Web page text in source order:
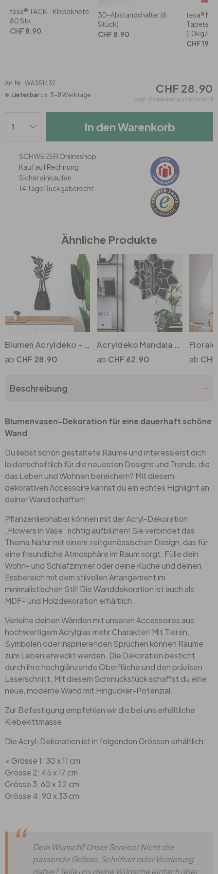
Wohnzimmer
Kinderzimmer
Bad
Flur
Wohnzimmer
Kinderzimmer
Flur
Tapeten Grün
Tapeten Türkis
Schlafzimmer
Kinderzimmer
Eingangsbereich
tesa® TACK - Klebeknete
80 Stk.
CHF 8.90
3D-Abstandshalter (6
Stück)
CHF 8.90
tesa®
Tapeten
(10kg/m)
CHF
Art.Nr.: WA351432
Lieferbar ca. 5-8 Werktage CHF 28.90
zzgl. Verpackung und Versand
In den Warenkorb
SCHWEIZER Onlineshop
Kauf auf Rechnung
Sicher einkaufen
14 Tage Rückgaberecht
Ähnliche Produkte
Blumen Acryldeko - Strauss in Vase
CHF 28.90
Acryldeko Mandala Blume 02
CHF 62.90
Beschreibung
Blumenvasen-Dekoration für eine dauerhaft schöne
Wand
Du liebst schön gestaltete Räume und interessierst dich
leidenschaftlich für die neuesten Designs und Trends, die
das Leben und Wohnen bereichern? Mit diesem
dekorativen Accessoire kannst du ein echtes Highlight an
deiner Wand schaffen!
Pflanzenliebhaber können mit der Acryl-Dekoration
„Flowers in Vase“ richtig aufblühen! Sie verbindet das
Thema Natur mit einem zeitgenössischen Design, das für
eine freundliche Atmosphäre im Raum sorgt. Fülle dein
Wohn- und Schlafzimmer oder deine Küche und deinen
Essbereich mit dem stilvollen Arrangement im
minimalistischen Stil! Die Wanddekoration ist auch als
MDF- und Holzdekoration erhältlich.
Verleihe deinen Wänden mit unseren Accessoires aus
hochwertigem Acrylglas mehr Charakter! Mit Tieren,
Symbolen oder inspirierenden Sprüchen können Räume
zum Leben erweckt werden. Die Dekoration besticht
durch ihre hochglänzende Oberfläche und den präzisen
Laserschnitt. Mit diesem Schmuckstück schaffst du eine
neue, moderne Wand mit Hingucker-Potenzial.
Zur Befestigung empfehlen wir die bei uns erhältliche
Klebekittmasse.
Die Acryl-Dekoration ist in folgenden Grössen erhältlich:
< Grösse 1: 30 x 11 cm
Grösse 2: 45 x 17 cm
Grösse 3: 60 x 22 cm
Grösse 4: 90 x 33 cm
Dein Wunsch? Unser Service! Nicht die
passende Grösse, Schriftart oder Verzierung
dabei? Teile uns deine Wünsche einfach über